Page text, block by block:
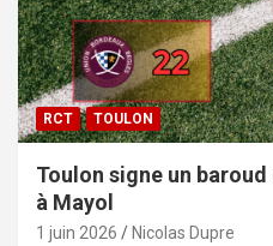
RCT TOULON
Toulon signe un baroud
à Mayol
1 juin 2026 Nicolas Dupre